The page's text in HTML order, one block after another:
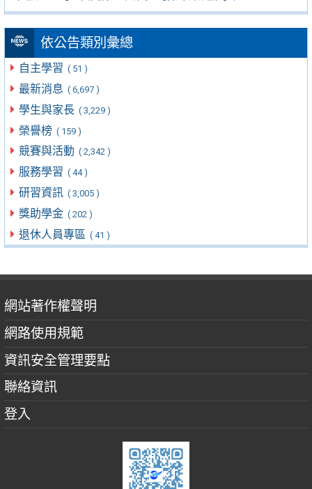
依公告類別彙總
自主學習 ( 51 )
最新消息 ( 6,697 )
學生與家長 ( 3,229 )
榮譽榜 ( 159 )
競賽與活動 ( 2,342 )
服務學習 ( 44 )
研習資訊 ( 3,005 )
獎助學金 ( 202 )
退休人員專區 ( 41 )
網站著作權聲明
網路使用規範
資訊安全管理要點
聯絡資訊
登入